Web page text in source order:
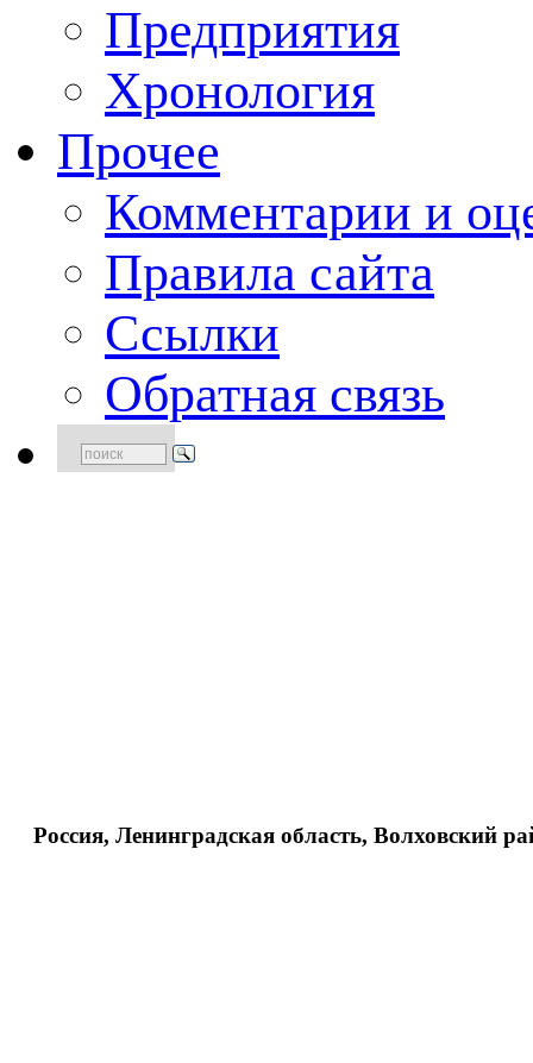
Предприятия
Хронология
Прочее
Комментарии и
Правила сайта
Ссылки
Обратная связь
Россия, Ленинградская область, Волховский